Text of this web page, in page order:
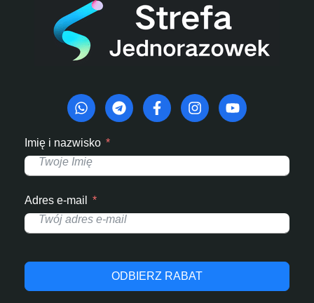
Imię i nazwisko
Adres e-mail
ODBIERZ RABAT